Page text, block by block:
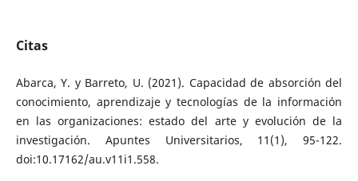
Citas
Abarca, Y. y Barreto, U. (2021). Capacidad de absorción del
conocimiento, aprendizaje y tecnologías de la información
en las organizaciones: estado del arte y evolución de la
investigación. Apuntes Universitarios, 11(1), 95-122.
doi:10.17162/au.v11i1.558.